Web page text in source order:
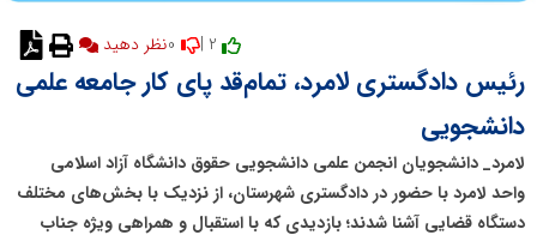
نظر دهید
رئیس دادگستری لامرد، تمام‌قد پای کار جامعه علمی
دانشجویی
لامرد_ دانشجویان انجمن علمی دانشجویی حقوق دانشگاه آزاد اسلامی
واحد لامرد با حضور در دادگستری شهرستان، از نزدیک با بخش‌های مختلف
دستگاه قضایی آشنا شدند؛ بازدیدی که با استقبال و همراهی ویژه جناب